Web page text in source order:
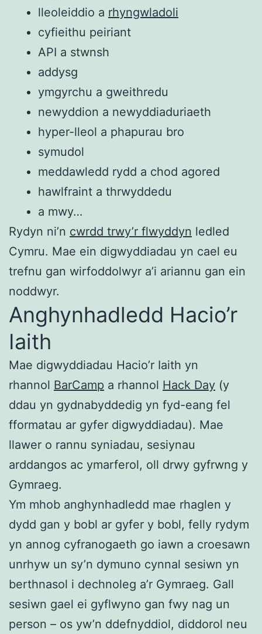
lleoleiddio a rhyngwladoli
cyfieithu peiriant
API a stwnsh
addysg
ymgyrchu a gweithredu
newyddion a newyddiaduriaeth
hyper-lleol a phapurau bro
symudol
meddawledd rydd a chod agored
hawlfraint a thrwyddedu
a mwy…
Rydyn ni’n cwrdd trwy’r flwyddyn ledled
Cymru. Mae ein digwyddiadau yn cael eu
trefnu gan wirfoddolwyr a’i ariannu gan ein
noddwyr.
Anghynhadledd Hacio’r
Iaith
Mae digwyddiadau Hacio’r Iaith yn
rhannol BarCamp a rhannol Hack Day (y
ddau yn gydnabyddedig yn fyd-eang fel
fformatau ar gyfer digwyddiadau). Mae
llawer o rannu syniadau, sesiynau
arddangos ac ymarferol, oll drwy gyfrwng y
Gymraeg.
Ym mhob anghynhadledd mae rhaglen y
dydd gan y bobl ar gyfer y bobl, felly rydym
yn annog cyfranogaeth go iawn a croesawn
unrhyw un sy’n dymuno cynnal sesiwn yn
berthnasol i dechnoleg a’r Gymraeg. Gall
sesiwn gael ei gyflwyno gan fwy nag un
person – os yw’n ddefnyddiol, diddorol neu